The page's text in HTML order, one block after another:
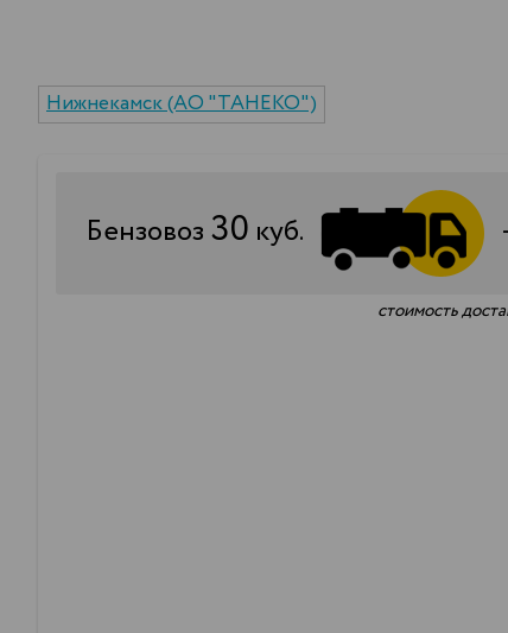
Нижнекамск (АО "ТАНЕКО")
Бензовоз 30 куб.
стоимость